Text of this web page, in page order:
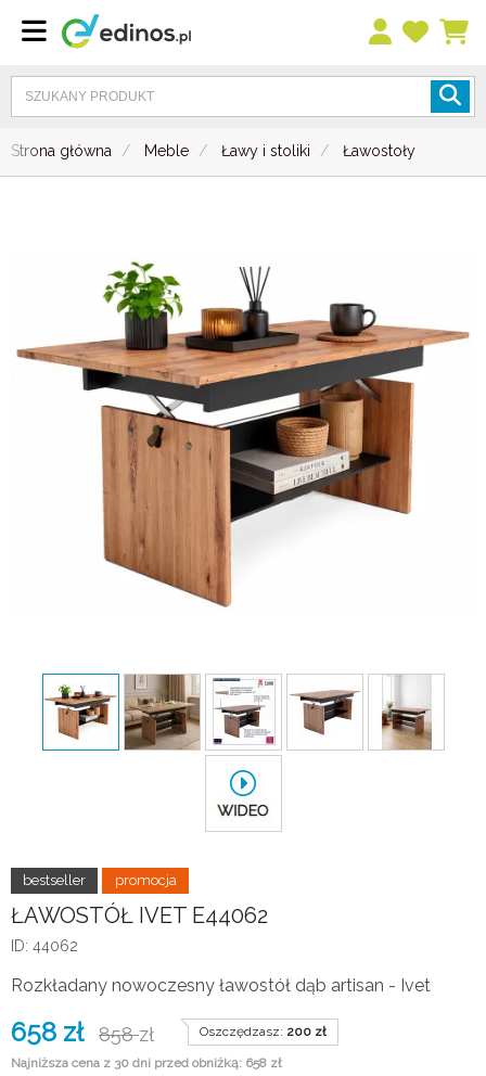
Strona główna Meble Ławy i stoliki Ławostoły
ŁAWOSTÓŁ IVET E44062
ID: 44062
Rozkładany nowoczesny ławostół dąb artisan - Ivet
658 zł 858zł Oszczędzasz: 200 zł
Najniższa cena z 30 dni przed obniżką: 658 zł